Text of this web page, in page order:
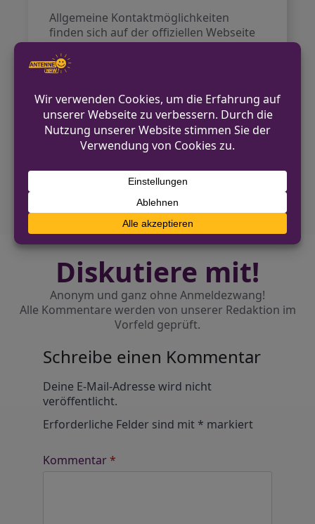
Allgemeine Kontaktmöglichkeiten
finden sich auf der offiziellen Webseite
der Zollverwaltungwww.zoll.de.
VORHERIGER BEITRAG
Illegales Kraftfahrzeugrennen auf dem
Westring
NÄCHSTER BEITRAG
Dahl – Auto kollidiert mit Baum
Diskutiere mit!
Anonym und ganz ohne Anmeldezwang!
Alle Kommentare werden von unserer Redaktion im
Vorfeld geprüft.
Schreibe einen Kommentar
Deine E-Mail-Adresse wird nicht
veröffentlicht.
Erforderliche Felder sind mit* markiert
Kommentar*